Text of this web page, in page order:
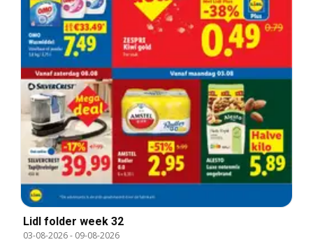
Lidl folder week 32
03-08-2026- 09-08-2026